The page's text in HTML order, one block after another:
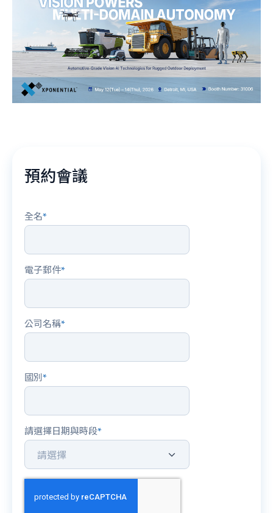
預約會議
全名*
電子郵件*
公司名稱*
國別*
請選擇日期與時段*